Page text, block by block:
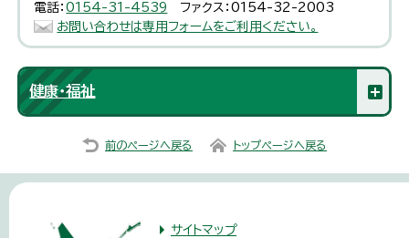
電話：0154-31-4539
ファクス：0154-32-2003
お問い合わせは専用フォームをご利用ください。
健康・福祉
前のページへ戻る トップページへ戻る
サイトマップ